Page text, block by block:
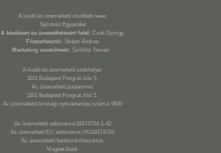
A kiadó és üzemeltető rövidített neve:
Spiritusz Egyesület
A kiadásért és üzemeltetésért felel: Csák György
Főszerkesztő: Stuber Andrea
Marketing vezető/web: Szöllősi Tamás *
A kiadó és üzemeltető székhelye:
1101 Budapest Pongrác köz 5.
Az üzemeltető postacíme:
1101 Budapest Pongrác köz 5.
Az üzemeltető bírósági nyilvántartási száma: 9640
Az üzemeltető adószáma:18174724-1-42
Az üzemeltető EU adószáma: HU18174724
Az üzemeltető bankszámlaszáma:
Magnet Bank